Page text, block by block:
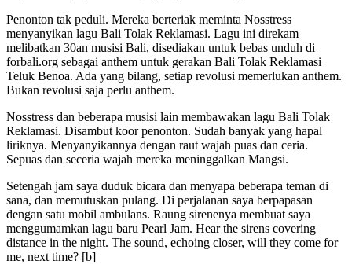
Penonton tak peduli. Mereka berteriak meminta Nosstress
menyanyikan lagu Bali Tolak Reklamasi. Lagu ini direkam
melibatkan 30an musisi Bali, disediakan untuk bebas unduh di
forbali.org sebagai anthem untuk gerakan Bali Tolak Reklamasi
Teluk Benoa. Ada yang bilang, setiap revolusi memerlukan anthem.
Bukan revolusi saja perlu anthem.
Nosstress dan beberapa musisi lain membawakan lagu Bali Tolak
Reklamasi. Disambut koor penonton. Sudah banyak yang hapal
liriknya. Menyanyikannya dengan raut wajah puas dan ceria.
Sepuas dan seceria wajah mereka meninggalkan Mangsi.
Setengah jam saya duduk bicara dan menyapa beberapa teman di
sana, dan memutuskan pulang. Di perjalanan saya berpapasan
dengan satu mobil ambulans. Raung sirenenya membuat saya
menggumamkan lagu baru Pearl Jam. Hear the sirens covering
distance in the night. The sound, echoing closer, will they come for
me, next time? [b]